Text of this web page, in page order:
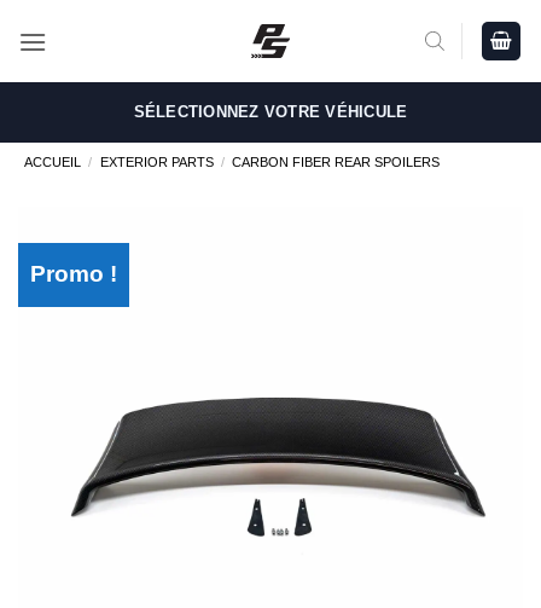
SÉLECTIONNEZ VOTRE VÉHICULE
ACCUEIL / EXTERIOR PARTS / CARBON FIBER REAR SPOILERS
Promo !